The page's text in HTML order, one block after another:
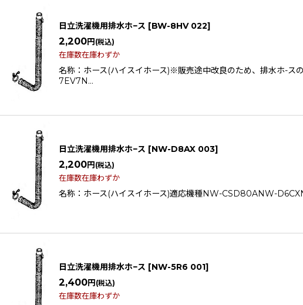
日立洗濯機用排水ホ−ス [BW-8HV 022]
2,200円(税込)
在庫数在庫わずか
名称：ホース(ハイスイホース)※販売途中改良のため、排水ホ-
7EV7N…
日立洗濯機用排水ホ−ス [NW-D8AX 003]
2,200円(税込)
在庫数在庫わずか
名称：ホース(ハイスイホース)適応機種NW-CSD80ANW-
日立洗濯機用排水ホ−ス [NW-5R6 001]
2,400円(税込)
在庫数在庫わずか